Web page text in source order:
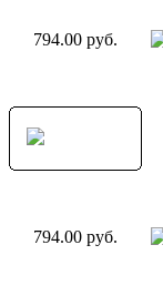
794.00 руб.
794.00 руб.